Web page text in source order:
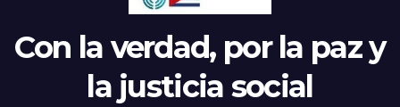
Con la verdad, por la paz y
la justicia social